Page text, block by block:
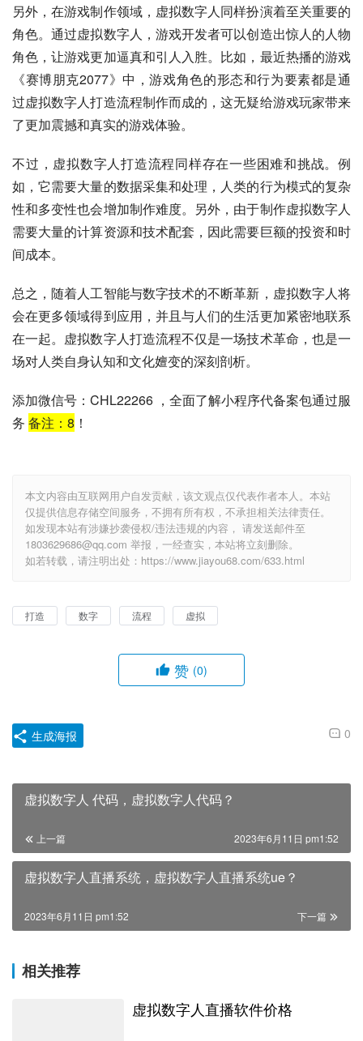
另外，在游戏制作领域，虚拟数字人同样扮演着至关重要的
角色。通过虚拟数字人，游戏开发者可以创造出惊人的人物
角色，让游戏更加逼真和引人入胜。比如，最近热播的游戏
《赛博朋克2077》中，游戏角色的形态和行为要素都是通
过虚拟数字人打造流程制作而成的，这无疑给游戏玩家带来
了更加震撼和真实的游戏体验。
不过，虚拟数字人打造流程同样存在一些困难和挑战。例
如，它需要大量的数据采集和处理，人类的行为模式的复杂
性和多变性也会增加制作难度。另外，由于制作虚拟数字人
需要大量的计算资源和技术配套，因此需要巨额的投资和时
间成本。
总之，随着人工智能与数字技术的不断革新，虚拟数字人将
会在更多领域得到应用，并且与人们的生活更加紧密地联系
在一起。虚拟数字人打造流程不仅是一场技术革命，也是一
场对人类自身认知和文化嬗变的深刻剖析。
添加微信号：CHL22266 ，全面了解小程序代备案包通过服
务 备注： 8 ！
本文内容由互联网用户自发贡献，该文观点仅代表作者本人。本站
仅提供信息存储空间服务，不拥有所有权，不承担相关法律责任。
如发现本站有涉嫌抄袭侵权/违法违规的内容， 请发送邮件至
1803629686@qq.com 举报，一经查实，本站将立刻删除。
如若转载，请注明出处：https://www.jiayou68.com/633.html
打造 数字 流程 虚拟
赞 (0)
0
生成海报
虚拟数字人 代码，虚拟数字人代码？
上一篇 2023年6月11日 pm1:52
虚拟数字人直播系统，虚拟数字人直播系统ue？
下一篇
2023年6月11日 pm1:52
相关推荐
虚拟数字人直播软件价格